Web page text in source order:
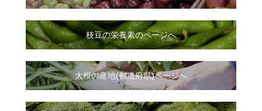
枝豆の栄養素のページへ
大根の産地(都道府県)ページへ